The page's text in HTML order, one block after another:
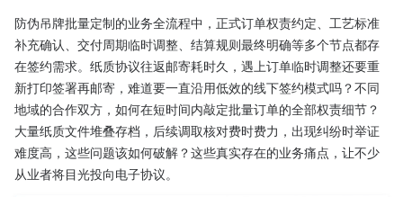
防伪吊牌批量定制的业务全流程中，正式订单权责约定、工艺标准
补充确认、交付周期临时调整、结算规则最终明确等多个节点都存
在签约需求。纸质协议往返邮寄耗时久，遇上订单临时调整还要重
新打印签署再邮寄，难道要一直沿用低效的线下签约模式吗？不同
地域的合作双方，如何在短时间内敲定批量订单的全部权责细节？
大量纸质文件堆叠存档，后续调取核对费时费力，出现纠纷时举证
难度高，这些问题该如何破解？这些真实存在的业务痛点，让不少
从业者将目光投向电子协议。